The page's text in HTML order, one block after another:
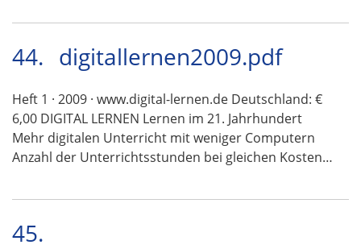
44. digitallernen2009.pdf
Heft 1 · 2009 · www.digital-lernen.de Deutschland: €
6,00 DIGITAL LERNEN Lernen im 21. Jahrhundert
Mehr digitalen Unterricht mit weniger Computern
Anzahl der Unterrichtsstunden bei gleichen Kosten…
45.